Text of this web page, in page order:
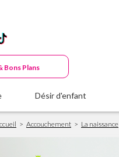
Bons Plans
Désir d'enfant
Accouchement La naissance